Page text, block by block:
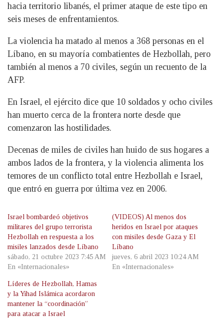
hacia territorio libanés, el primer ataque de este tipo en
seis meses de enfrentamientos.
La violencia ha matado al menos a 368 personas en el
Líbano, en su mayoría combatientes de Hezbollah, pero
también al menos a 70 civiles, según un recuento de la
AFP.
En Israel, el ejército dice que 10 soldados y ocho civiles
han muerto cerca de la frontera norte desde que
comenzaron las hostilidades.
Decenas de miles de civiles han huido de sus hogares a
ambos lados de la frontera, y la violencia alimenta los
temores de un conflicto total entre Hezbollah e Israel,
que entró en guerra por última vez en 2006.
Israel bombardeó objetivos
militares del grupo terrorista
Hezbollah en respuesta a los
misiles lanzados desde Líbano
sábado, 21 octubre 2023 7:45 AM
En «Internacionales»
(VIDEOS) Al menos dos
heridos en Israel por ataques
con misiles desde Gaza y El
Líbano
jueves, 6 abril 2023 10:24 AM
En «Internacionales»
Líderes de Hezbollah, Hamas
y la Yihad Islámica acordaron
mantener la “coordinación”
para atacar a Israel